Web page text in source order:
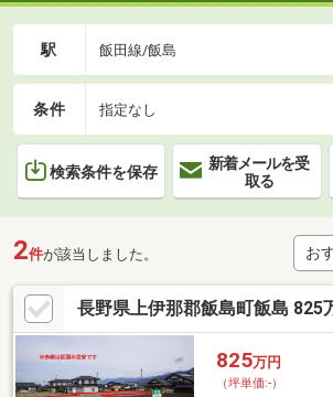
駅 飯田線/飯島
条件 指定なし
検索条件を保存
新着メールを受
取る
2件が該当しました。
長野県上伊那郡飯島町飯島 825
825万円
（坪単価:-）